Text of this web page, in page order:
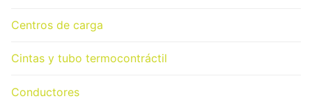
Centros de carga
Cintas y tubo termocontráctil
Conductores